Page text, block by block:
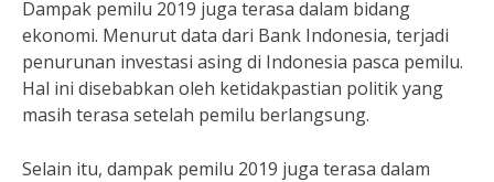
Dampak pemilu 2019 juga terasa dalam bidang
ekonomi. Menurut data dari Bank Indonesia, terjadi
penurunan investasi asing di Indonesia pasca pemilu.
Hal ini disebabkan oleh ketidakpastian politik yang
masih terasa setelah pemilu berlangsung.
Selain itu, dampak pemilu 2019 juga terasa dalam